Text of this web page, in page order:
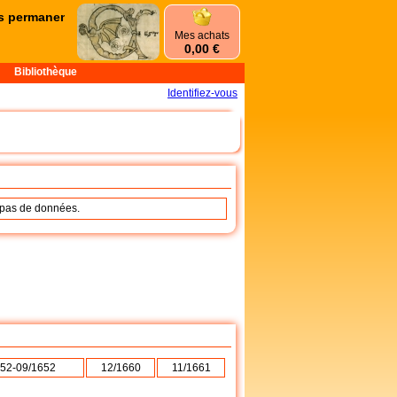
permanences d'été commencent le mercredi 1er juillet et se
Mes achats
0,00 €
Bibliothèque
Identifiez-vous
pas de données.
09/1652 12/1660
11/1661